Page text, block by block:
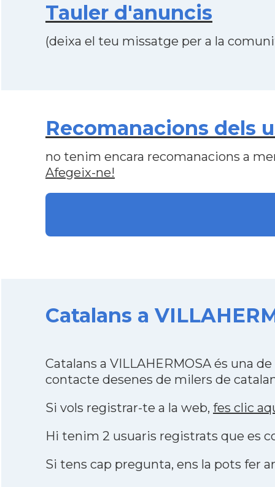
Tauler d'anuncis
(deixa el teu missatge per a la
Recomanacions dels
no tenim encara recomanacions a
Afegeix-ne!
Catalans a
Catalans a VILLAHERMOSA és una
contacte desenes de milers de
Si vols registrar-te a la web, fes clic
Hi tenim 2 usuaris registrats que es
Si tens cap pregunta, ens la pots fer